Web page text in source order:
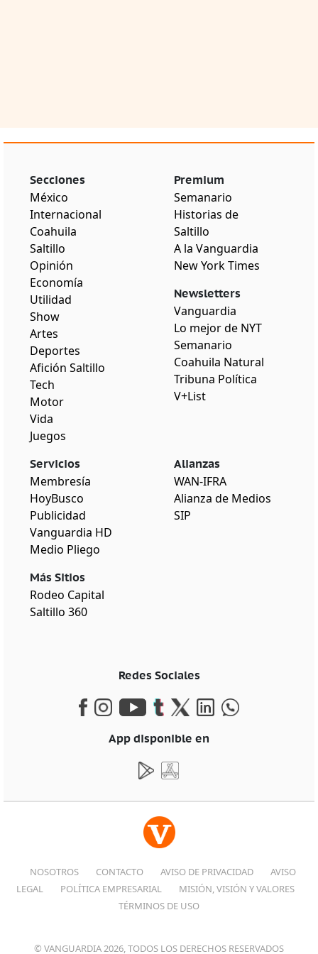
Secciones
México
Internacional
Coahuila
Saltillo
Opinión
Economía
Utilidad
Show
Artes
Deportes
Afición Saltillo
Tech
Motor
Vida
Juegos
Premium
Semanario
Historias de
Saltillo
A la Vanguardia
New York Times
Newsletters
Vanguardia
Lo mejor de NYT
Semanario
Coahuila Natural
Tribuna Política
V+List
Servicios
Membresía
HoyBusco
Publicidad
Vanguardia HD
Medio Pliego
Más Sitios
Rodeo Capital
Saltillo 360
Alianzas
WAN-IFRA
Alianza de Medios
SIP
Redes Sociales
App disponible en
NOSOTROS CONTACTO AVISO DE PRIVACIDAD
AVISO
LEGAL
POLÍTICA EMPRESARIAL
MISIÓN, VISIÓN Y VALORES
TÉRMINOS DE USO
© VANGUARDIA 2026, TODOS LOS DERECHOS RESERVADOS